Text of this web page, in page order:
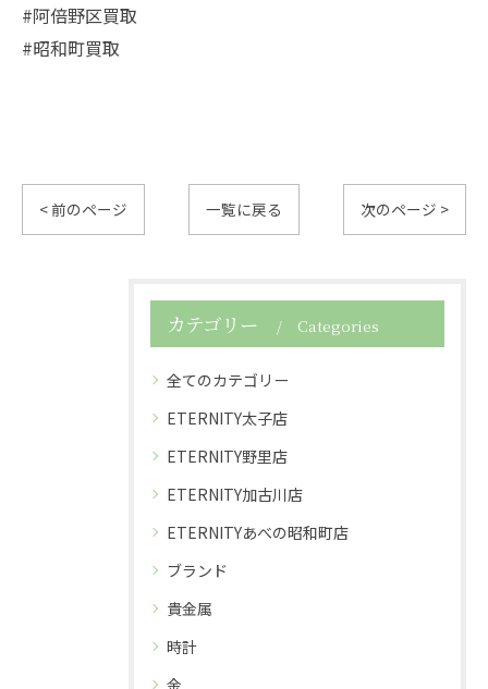
#阿倍野区買取
#昭和町買取
< 前のページ 一覧に戻る 次のページ >
カテゴリー Categories
全てのカテゴリー
ETERNITY太子店
ETERNITY野里店
ETERNITY加古川店
ETERNITYあべの昭和町店
ブランド
貴金属
時計
金